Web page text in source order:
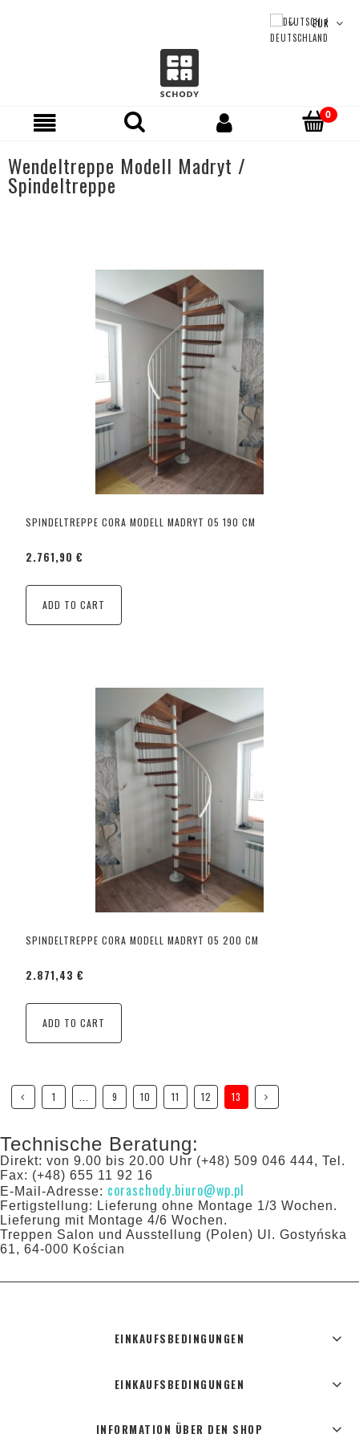
Wendeltreppe Modell Madryt /
Spindeltreppe
SPINDELTREPPE CORA MODELL MADRYT 05 190 CM
2.761,90 €
ADD TO CART
SPINDELTREPPE CORA MODELL MADRYT 05 200 CM
2.871,43 €
ADD TO CART
1 9 10 11 12 13
Technische Beratung:
Direkt: von 9.00 bis 20.00 Uhr (+48) 509 046 444, Tel.
Fax: (+48) 655 11 92 16
E-Mail-Adresse: coraschody.biuro@wp.pl
Fertigstellung: Lieferung ohne Montage 1/3 Wochen.
Lieferung mit Montage 4/6 Wochen.
Treppen Salon und Ausstellung (Polen) Ul. Gostyńska
61, 64-000 Kościan
EINKAUFSBEDINGUNGEN
EINKAUFSBEDINGUNGEN
INFORMATION ÜBER DEN SHOP